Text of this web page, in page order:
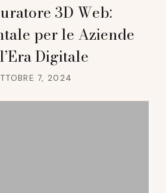
3D Web:
per le Aziende
Digitale
7, 2024